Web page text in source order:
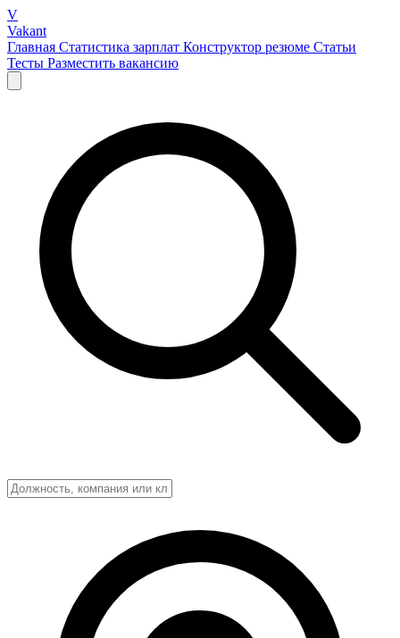
V
Vakant
Главная Статистика зарплат Конструктор резюме Статьи
Тесты Разместить вакансию